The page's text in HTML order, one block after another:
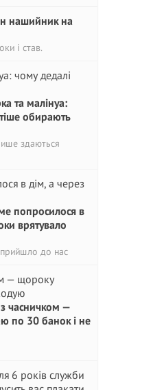
нашийник на
і став.
та малінуа:
обирають
здаються
попросилося в
врятувало
до нас
часничком —
по 30 банок і не